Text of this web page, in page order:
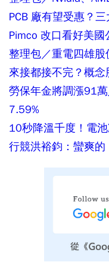
PCB 廠有望受惠？
Pimco 改口看好美
整理包／重電四雄
來接都接不完？概
勞保年金將調漲91
7.59%
10秒降溫千度！電
行競洪裕鈞：蠻爽的